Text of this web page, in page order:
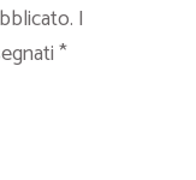
I
*